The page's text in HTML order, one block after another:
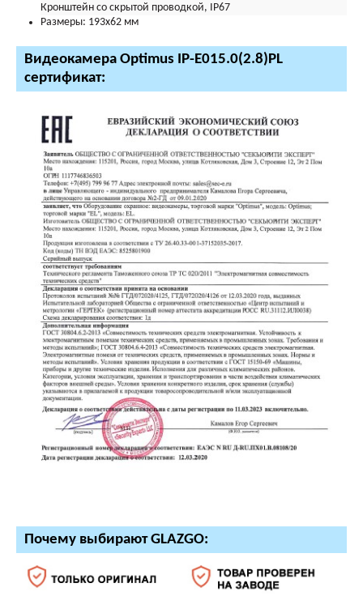
Кронштейн со скрытой проводкой, IP67
Размеры: 193x62 мм
Видеокамера Optimus IP-E015.0(2.8)PL
сертификат:
Почему выбирают GLAZGO: